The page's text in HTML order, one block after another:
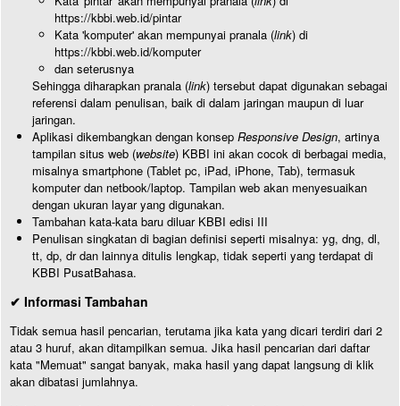
https://kbbi.web.id/pintar
Kata 'komputer' akan mempunyai pranala (link) di
https://kbbi.web.id/komputer
dan seterusnya
Sehingga diharapkan pranala (link) tersebut dapat digunakan sebagai
referensi dalam penulisan, baik di dalam jaringan maupun di luar
jaringan.
Aplikasi dikembangkan dengan konsep Responsive Design, artinya
tampilan situs web (website) KBBI ini akan cocok di berbagai media,
misalnya smartphone (Tablet pc, iPad, iPhone, Tab), termasuk
komputer dan netbook/laptop. Tampilan web akan menyesuaikan
dengan ukuran layar yang digunakan.
Tambahan kata-kata baru diluar KBBI edisi III
Penulisan singkatan di bagian definisi seperti misalnya: yg, dng, dl,
tt, dp, dr dan lainnya ditulis lengkap, tidak seperti yang terdapat di
KBBI PusatBahasa.
✔ Informasi Tambahan
Tidak semua hasil pencarian, terutama jika kata yang dicari terdiri dari 2
atau 3 huruf, akan ditampilkan semua. Jika hasil pencarian dari daftar
kata "Memuat" sangat banyak, maka hasil yang dapat langsung di klik
akan dibatasi jumlahnya.